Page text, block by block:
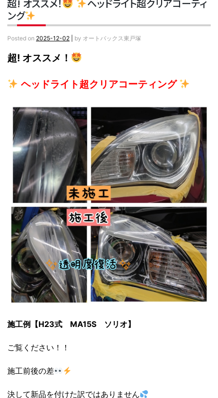
超! オススメ！
ヘッドライト超クリアコーティ
ング
Posted on 2025-12-02 by オートバックス東戸塚
超! オススメ！
ヘッドライト超クリアコーティング
施工例【H23式 MA15S ソリオ】
ご覧ください！！
施工前後の差
決して新品を付けた訳ではありません